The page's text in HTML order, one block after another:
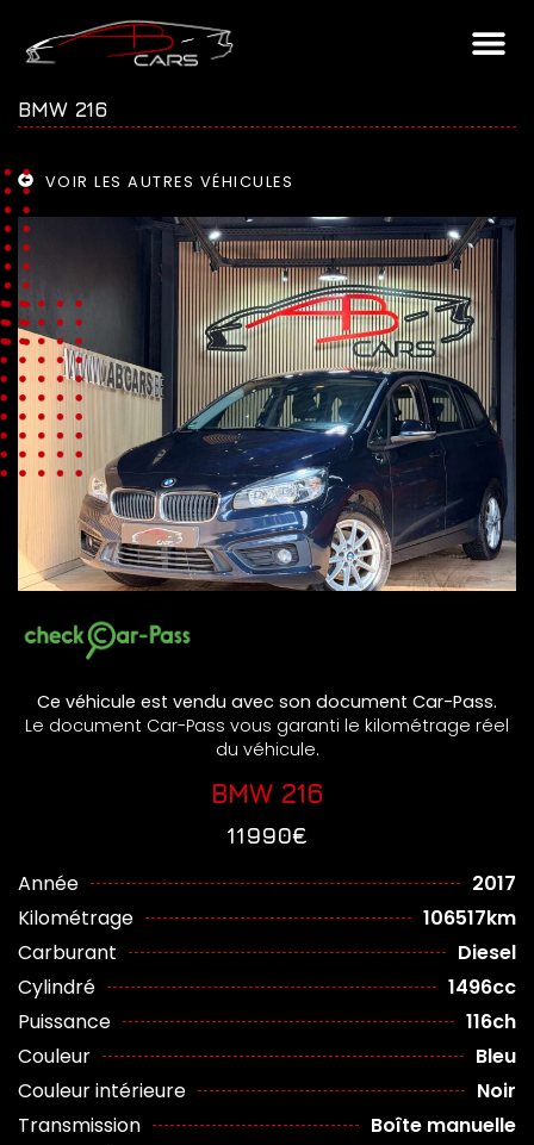
BMW 216
VOIR LES AUTRES VÉHICULES
Ce véhicule est vendu avec son document Car-Pass.
Le document Car-Pass vous garanti le kilométrage réel
du véhicule.
BMW 216
11990€
Année
2017
Kilométrage
106517km
Carburant
Diesel
Cylindré
1496cc
Puissance
116ch
Couleur
Bleu
Couleur intérieure
Noir
Transmission
Boîte manuelle